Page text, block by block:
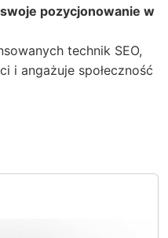
pozycjonowanie w
technik SEO,
i angażuje społeczność